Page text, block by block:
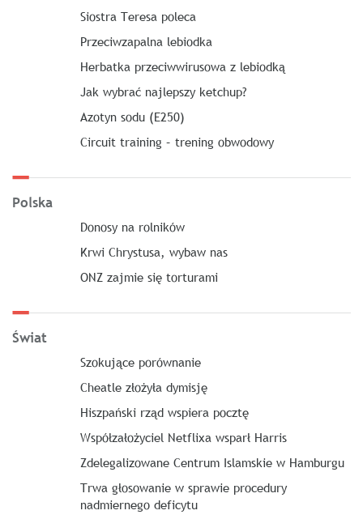
Siostra Teresa poleca
Przeciwzapalna lebiodka
Herbatka przeciwwirusowa z lebiodką
Jak wybrać najlepszy ketchup?
Azotyn sodu (E250)
Circuit training – trening obwodowy
Polska
Donosy na rolników
Krwi Chrystusa, wybaw nas
ONZ zajmie się torturami
Świat
Szokujące porównanie
Cheatle złożyła dymisję
Hiszpański rząd wspiera pocztę
Współzałożyciel Netflixa wsparł Harris
Zdelegalizowane Centrum Islamskie w Hamburgu
Trwa głosowanie w sprawie procedury
nadmiernego deficytu